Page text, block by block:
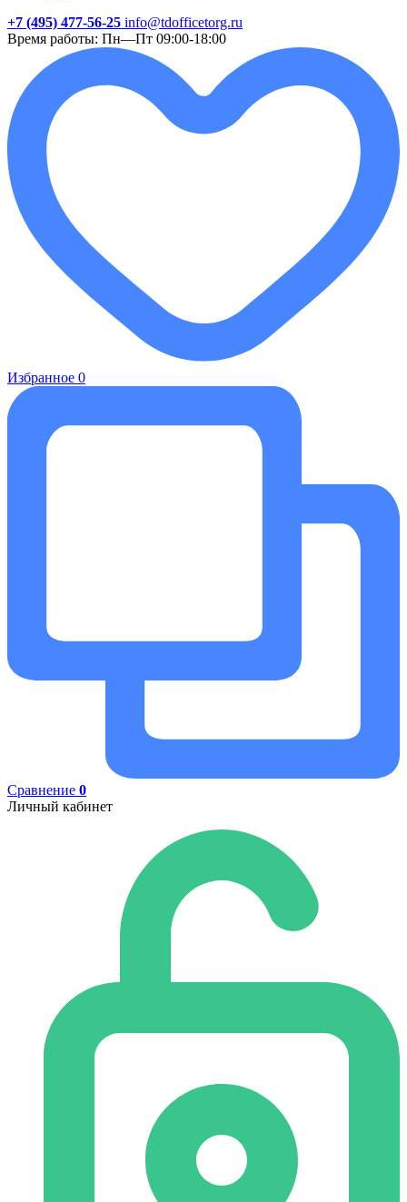
+7 (495) 477-56-25 info@tdofficetorg.ru
Время работы: Пн—Пт 09:00-18:00
Избранное 0
Сравнение 0
Личный кабинет